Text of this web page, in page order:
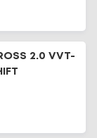
2.0 VVT-